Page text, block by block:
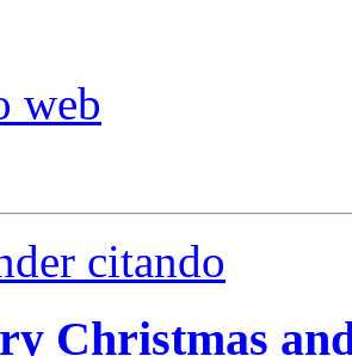
web
citando
Christmas